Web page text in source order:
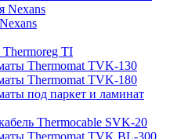
Nexans
Thermoreg TI
Thermomat TVK-130
Thermomat TVK-180
под паркет и ламинат
Thermocable SVK-20
Thermomat TVK BL-300